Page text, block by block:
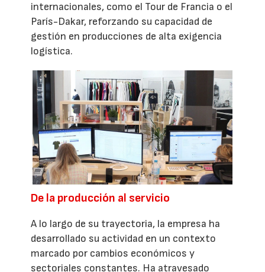
internacionales, como el Tour de Francia o el
París-Dakar, reforzando su capacidad de
gestión en producciones de alta exigencia
logística.
De la producción al servicio
A lo largo de su trayectoria, la empresa ha
desarrollado su actividad en un contexto
marcado por cambios económicos y
sectoriales constantes. Ha atravesado